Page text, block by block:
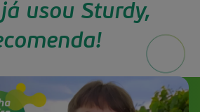
usou Sturdy,